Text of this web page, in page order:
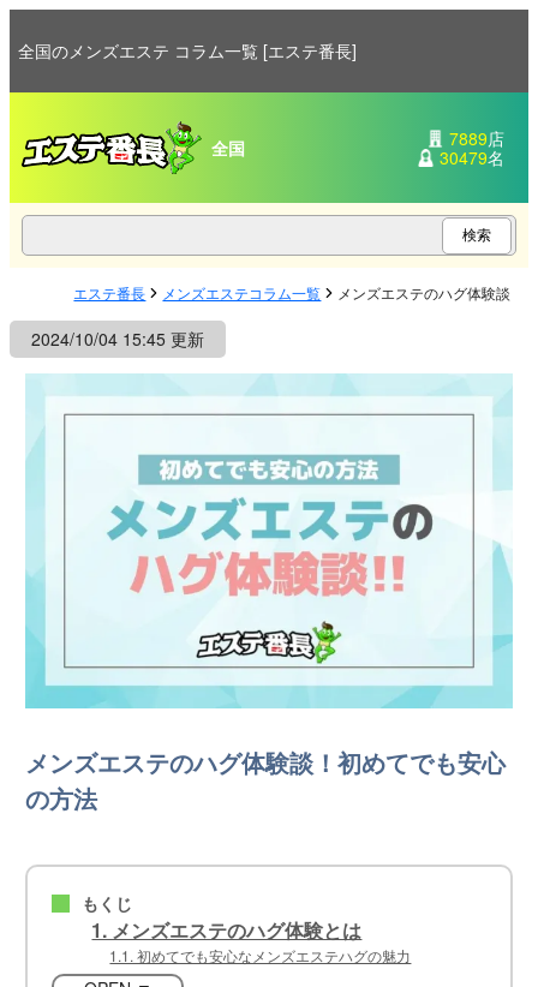
全国のメンズエステ コラム一覧 [エステ番長]
全国 7889店
30479名
エステ番長 メンズエステコラム一覧 メンズエステのハグ体験談！
2024/10/04 15:45 更新
メンズエステのハグ体験談！初めてでも安心
の方法
■ もくじ
1. メンズエステのハグ体験とは
1.1. 初めてでも安心なメンズエステハグの魅力